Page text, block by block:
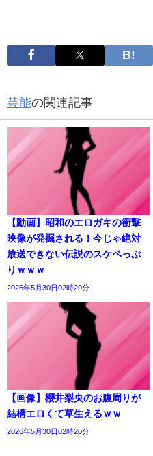
芸能の関連記事
【動画】昭和のエロガキの衝撃
映像が発掘される！今じゃ絶対
放送できない伝説のスケベっぷ
りｗｗｗ
2026年5月30日02時20分
【画像】櫻井梨央のお腹周りが
結構エロくて草生えるｗｗ
2026年5月30日02時20分